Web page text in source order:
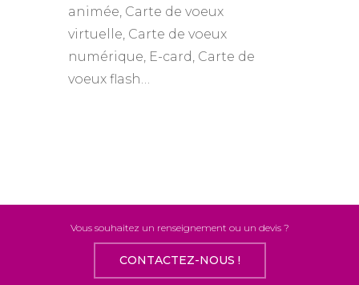
animée, Carte de voeux
virtuelle, Carte de voeux
numérique, E-card, Carte de
voeux flash…
Vous souhaitez un renseignement ou un devis ?
CONTACTEZ-NOUS !